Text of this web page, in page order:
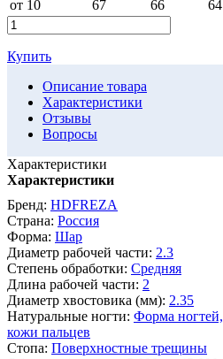
Характеристики
Характеристики
Бренд: HDFREZA
Страна: Россия
Форма: Шар
Диаметр рабочей части: 2.3
Степень обработки: Средняя
Длина рабочей части: 2
Диаметр хвостовика (мм): 2.35
Натуральные ногти: Форма ногтей,
кожи пальцев
Стопа: Поверхностные трещины
от 10
67 66 64
Купить
Описание товара
Характеристики
Отзывы
Вопросы